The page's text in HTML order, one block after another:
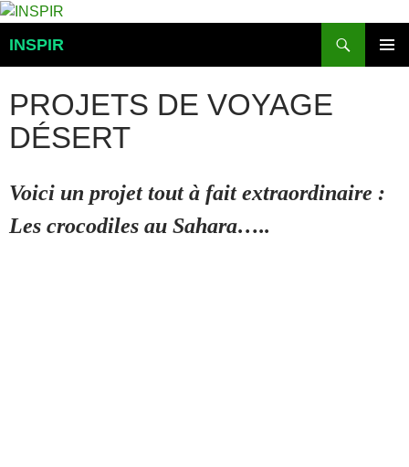
Aller
contenu
INSPIR
PROJETS DE VOYAGE
DÉSERT
Voici un projet tout à fait extraordinaire :
Les crocodiles au Sahara…..